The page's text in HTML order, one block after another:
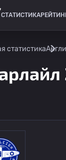
СТАТИСТИКА
статистика